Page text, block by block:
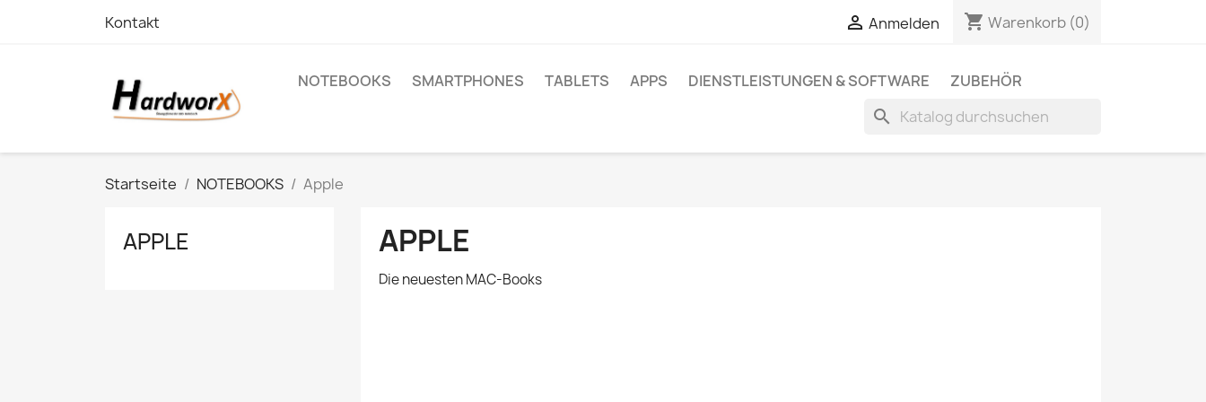
Kontakt  Anmelden shopping_cart Warenkorb (0)
NOTEBOOKS SMARTPHONES TABLETS APPS DIENSTLEISTUNGEN & SOFTWARE ZUBEHÖR
search
Startseite NOTEBOOKS Apple
APPLE APPLE
Die neuesten MAC-Books